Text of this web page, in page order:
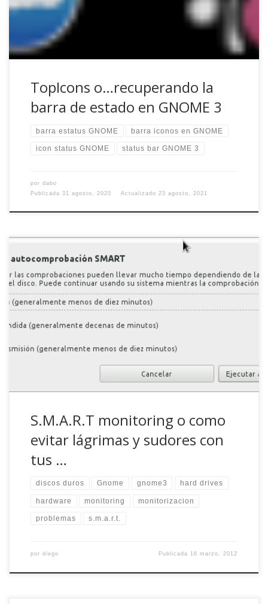
minimalistas (está «GNOME Flashback» o […]
TopIcons o…recuperando la
barra de estado en GNOME 3
barra estatus GNOME barra iconos en GNOME
icon status GNOME status bar GNOME 3
por dabo
Publicada 31 agosto, 2020 Actualizado 23 agosto, 2021
Imagínate el siguiente escenario: un día cualquiera llegas a
casa por la noche y enciendes el ordenador para leer el
correo y ver las novedades en debianhackers, que se
rumorea que tienen nuevos fichajes. El arranque es
normal, sin mensajes apocalípticos ni volcados de pila y,
entonces, al iniciar la […]
S.M.A.R.T monitoring o como
evitar lágrimas y sudores con
tus …
discos duros Gnome gnome3 hard drives
hardware monitoring monitorizacion
problemas s.m.a.r.t.
por diego Publicada 16 marzo, 2012